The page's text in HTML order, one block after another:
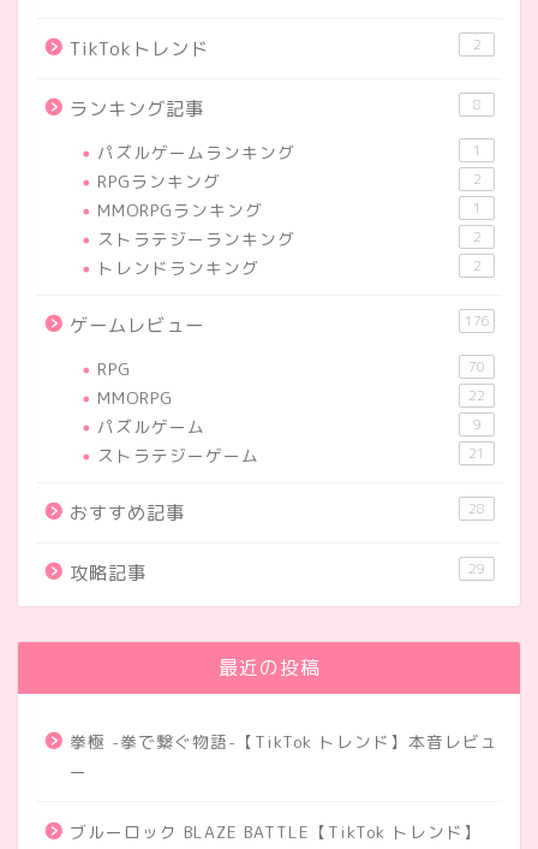
TikTokトレンド 2
ランキング記事 8
パズルゲームランキング 1
RPGランキング 2
MMORPGランキング 1
ストラテジーランキング 2
トレンドランキング 2
ゲームレビュー 176
RPG 70
MMORPG 22
パズルゲーム 9
ストラテジーゲーム 21
おすすめ記事 28
攻略記事 29
最近の投稿
拳極 -拳で繋ぐ物語-【TikTok トレンド】本音レビュ
ー
ブルーロック BLAZE BATTLE【TikTok トレンド】